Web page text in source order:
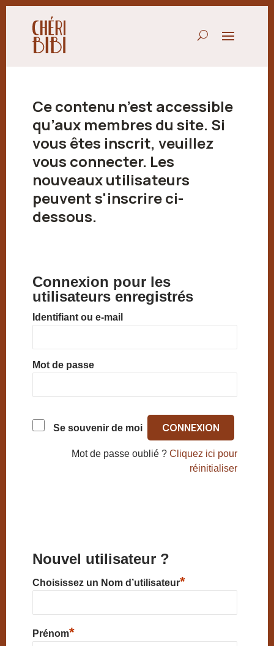
Ce contenu n’est accessible
qu’aux membres du site. Si
vous êtes inscrit, veuillez
vous connecter. Les
nouveaux utilisateurs
peuvent s'inscrire ci-
dessous.
Connexion pour les
utilisateurs enregistrés
Identifiant ou e-mail
Mot de passe
Se souvenir de moi
Mot de passe oublié ?Cliquez ici pour
réinitialiser
Nouvel utilisateur ?
Choisissez un Nom d’utilisateur*
Prénom*